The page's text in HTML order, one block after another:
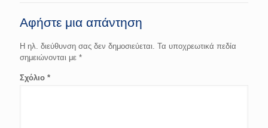
Αφήστε μια απάντηση
Η ηλ. διεύθυνση σας δεν δημοσιεύεται. Τα υποχρεωτικά πεδία
σημειώνονται με *
Σχόλιο *